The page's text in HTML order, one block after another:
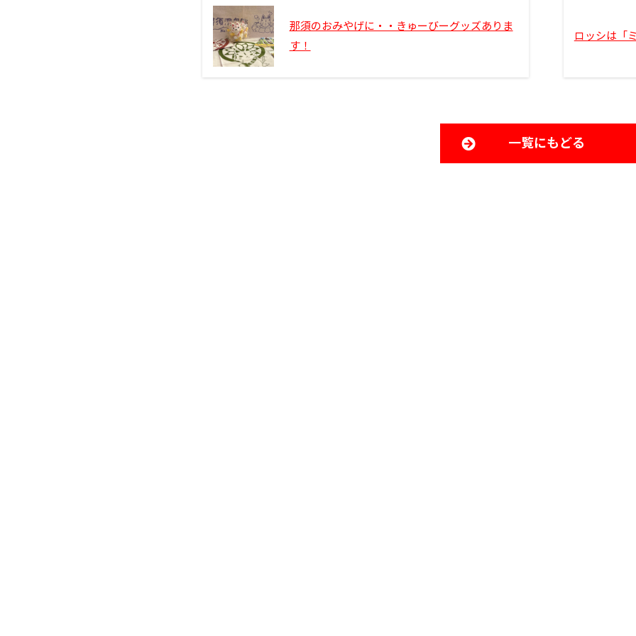
b
o
o
那須のおみやげに・・きゅーびーグッズありま
す！
ロッシは「
一覧にもどる